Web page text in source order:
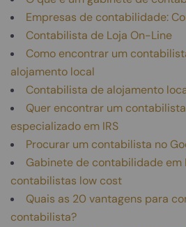
Empresas de contabilidade:
Contabilista de Loja On-Line
Como encontrar um
alojamento local
Contabilista de alojamento
Quer encontrar um
especializado em IRS
Procurar um contabilista no
Gabinete de contabilidade em
contabilistas low cost
Quais as 20 vantagens para
contabilista?